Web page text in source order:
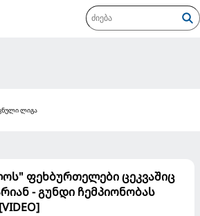
ლიგა
ფეხბურთელები ცეკვაშიც
- გუნდი ჩემპიონობას